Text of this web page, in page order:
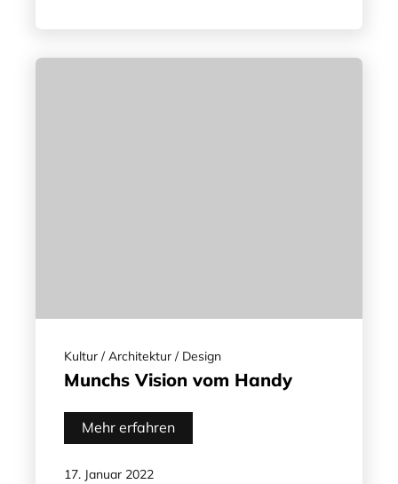
Kultur / Architektur / Design
Munchs Vision vom Handy
Mehr erfahren
17. Januar 2022